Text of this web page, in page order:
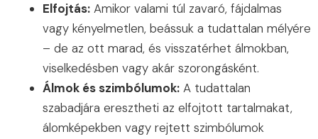
Elfojtás: Amikor valami túl zavaró, fájdalmas
vagy kényelmetlen, beássuk a tudattalan mélyére
– de az ott marad, és visszatérhet álmokban,
viselkedésben vagy akár szorongásként.
Álmok és szimbólumok: A tudattalan
szabadjára eresztheti az elfojtott tartalmakat,
álomképekben vagy rejtett szimbólumok